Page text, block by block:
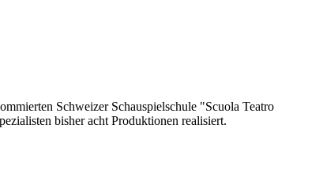
Schweizer Schauspielschule "Scuola Teatro
bisher acht Produktionen realisiert.